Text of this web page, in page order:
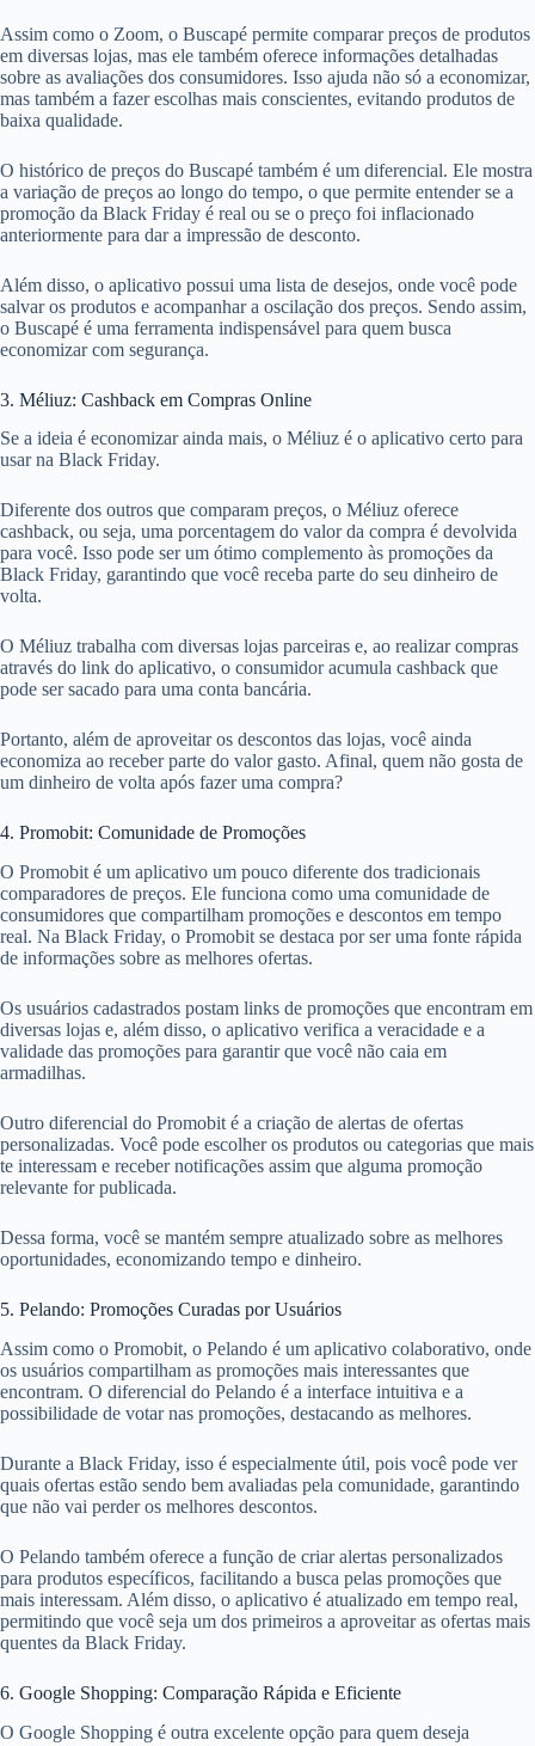
Assim como o Zoom, o Buscapé permite comparar preços de produtos
em diversas lojas, mas ele também oferece informações detalhadas
sobre as avaliações dos consumidores. Isso ajuda não só a economizar,
mas também a fazer escolhas mais conscientes, evitando produtos de
baixa qualidade.
O histórico de preços do Buscapé também é um diferencial. Ele mostra
a variação de preços ao longo do tempo, o que permite entender se a
promoção da Black Friday é real ou se o preço foi inflacionado
anteriormente para dar a impressão de desconto.
Além disso, o aplicativo possui uma lista de desejos, onde você pode
salvar os produtos e acompanhar a oscilação dos preços. Sendo assim,
o Buscapé é uma ferramenta indispensável para quem busca
economizar com segurança.
3. Méliuz: Cashback em Compras Online
Se a ideia é economizar ainda mais, o Méliuz é o aplicativo certo para
usar na Black Friday.
Diferente dos outros que comparam preços, o Méliuz oferece
cashback, ou seja, uma porcentagem do valor da compra é devolvida
para você. Isso pode ser um ótimo complemento às promoções da
Black Friday, garantindo que você receba parte do seu dinheiro de
volta.
O Méliuz trabalha com diversas lojas parceiras e, ao realizar compras
através do link do aplicativo, o consumidor acumula cashback que
pode ser sacado para uma conta bancária.
Portanto, além de aproveitar os descontos das lojas, você ainda
economiza ao receber parte do valor gasto. Afinal, quem não gosta de
um dinheiro de volta após fazer uma compra?
4. Promobit: Comunidade de Promoções
O Promobit é um aplicativo um pouco diferente dos tradicionais
comparadores de preços. Ele funciona como uma comunidade de
consumidores que compartilham promoções e descontos em tempo
real. Na Black Friday, o Promobit se destaca por ser uma fonte rápida
de informações sobre as melhores ofertas.
Os usuários cadastrados postam links de promoções que encontram em
diversas lojas e, além disso, o aplicativo verifica a veracidade e a
validade das promoções para garantir que você não caia em
armadilhas.
Outro diferencial do Promobit é a criação de alertas de ofertas
personalizadas. Você pode escolher os produtos ou categorias que mais
te interessam e receber notificações assim que alguma promoção
relevante for publicada.
Dessa forma, você se mantém sempre atualizado sobre as melhores
oportunidades, economizando tempo e dinheiro.
5. Pelando: Promoções Curadas por Usuários
Assim como o Promobit, o Pelando é um aplicativo colaborativo, onde
os usuários compartilham as promoções mais interessantes que
encontram. O diferencial do Pelando é a interface intuitiva e a
possibilidade de votar nas promoções, destacando as melhores.
Durante a Black Friday, isso é especialmente útil, pois você pode ver
quais ofertas estão sendo bem avaliadas pela comunidade, garantindo
que não vai perder os melhores descontos.
O Pelando também oferece a função de criar alertas personalizados
para produtos específicos, facilitando a busca pelas promoções que
mais interessam. Além disso, o aplicativo é atualizado em tempo real,
permitindo que você seja um dos primeiros a aproveitar as ofertas mais
quentes da Black Friday.
6. Google Shopping: Comparação Rápida e Eficiente
O Google Shopping é outra excelente opção para quem deseja